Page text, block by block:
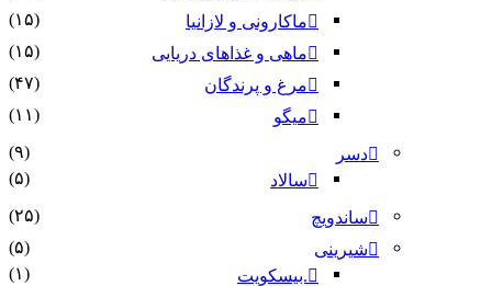
ماکارونی و لازانیا
(۱۵)
ماهی و غذاهای دریایی
(۱۵)
مرغ و پرندگان
(۴۷)
میگو
(۱۱)
دسر
(۹)
سالاد
(۵)
ساندویچ
(۲۵)
شیرینی
(۵)
.بیسکویت
(۱)